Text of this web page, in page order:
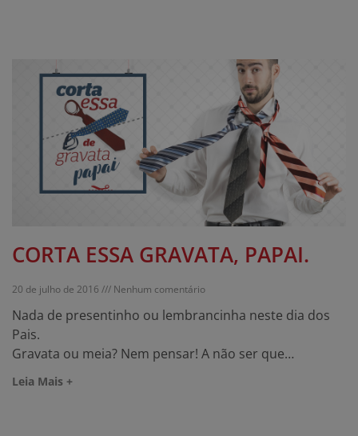
CORTA ESSA GRAVATA, PAPAI.
20 de julho de 2016 Nenhum comentário
Nada de presentinho ou lembrancinha neste dia dos
Pais.
Gravata ou meia? Nem pensar! A não ser que…
Leia Mais +